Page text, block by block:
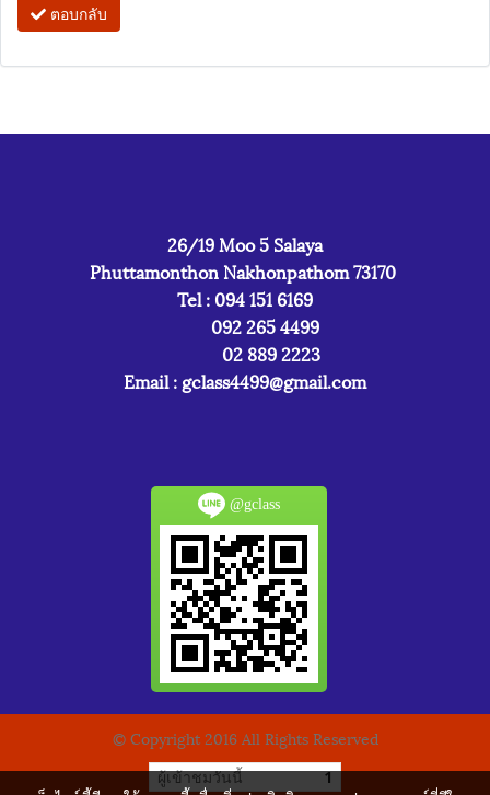
ตอบกลับ
26/19 Moo 5 Salaya
Phuttamonthon Nakhonpathom 73170
Tel : 094 151 6169
092 265 4499
02 889 2223
Email : gclass4499@gmail.com
@gclass
© Copyright 2016 All Rights Reserved
ผู้เข้าชมวันนี้ 1